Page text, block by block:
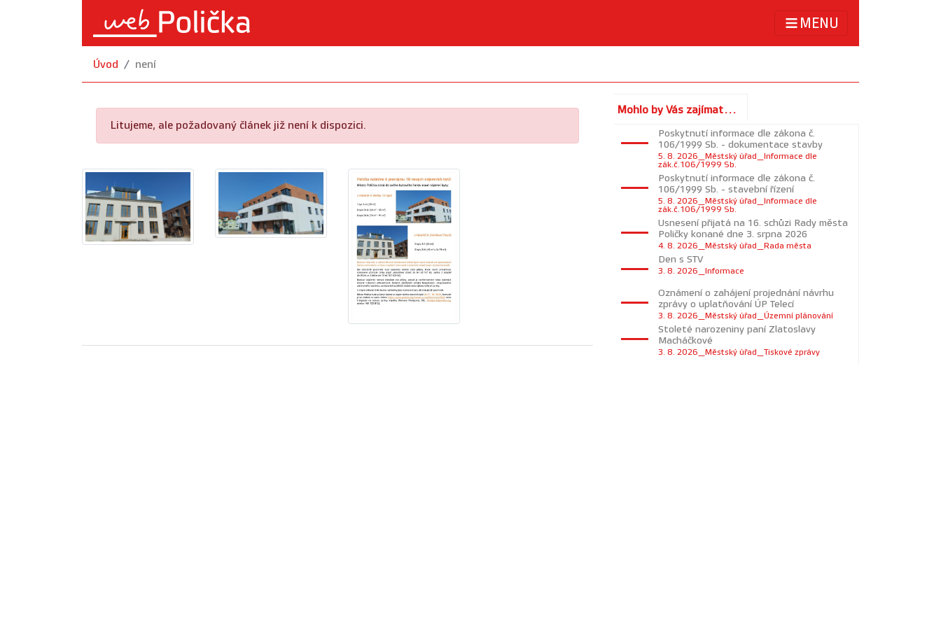
MENU
Úvod není
Litujeme, ale požadovaný článek již není k dispozici.
Mohlo by Vás zajímat...
Poskytnutí informace dle zákona č.
106/1999 Sb. - dokumentace stavby
5. 8. 2026_Městský úřad_Informace dle
zák.č.106/1999 Sb.
Poskytnutí informace dle zákona č.
106/1999 Sb. - stavební řízení
5. 8. 2026_Městský úřad_Informace dle
zák.č.106/1999 Sb.
Usnesení přijatá na 16. schůzi Rady města
Poličky konané dne 3. srpna 2026
4. 8. 2026_Městský úřad_Rada města
Den s STV
3. 8. 2026_Informace
Oznámení o zahájení projednání návrhu
zprávy o uplatňování ÚP Telecí
3. 8. 2026_Městský úřad_Územní plánování
Stoleté narozeniny paní Zlatoslavy
Macháčkové
3. 8. 2026_Městský úřad_Tiskové zprávy